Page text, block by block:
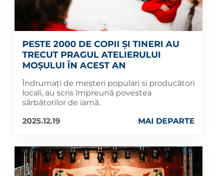
PESTE 2000 DE COPII ȘI TINERI AU
TRECUT PRAGUL ATELIERULUI
MOȘULUI ÎN ACEST AN
Îndrumați de meșteri populari si producători
locali, au scris împreună povestea
sărbătorilor de iarnă.
2025.12.19
MAI DEPARTE